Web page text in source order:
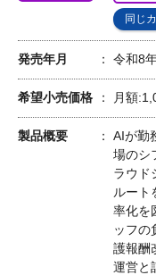
同じ
発売年月 令和8
希望小売価格 月額
製品概要
AIが勤
場のシ
ラウド
ルート
率化を
ッフの
護報酬
運営と